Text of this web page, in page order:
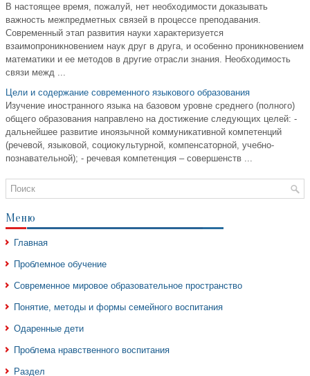
В настоящее время, пожалуй, нет необходимости доказывать
важность межпредметных связей в процессе преподавания.
Современный этап развития науки характеризуется
взаимопроникновением наук друг в друга, и особенно проникновением
математики и ее методов в другие отрасли знания. Необходимость
связи межд ...
Цели и содержание современного языкового образования
Изучение иностранного языка на базовом уровне среднего (полного)
общего образования направлено на достижение следующих целей: -
дальнейшее развитие иноязычной коммуникативной компетенций
(речевой, языковой, социокультурной, компенсаторной, учебно-
познавательной); - речевая компетенция – совершенств ...
Меню
Главная
Проблемное обучение
Современное мировое образовательное пространство
Понятие, методы и формы семейного воспитания
Одаренные дети
Проблема нравственного воспитания
Раздел